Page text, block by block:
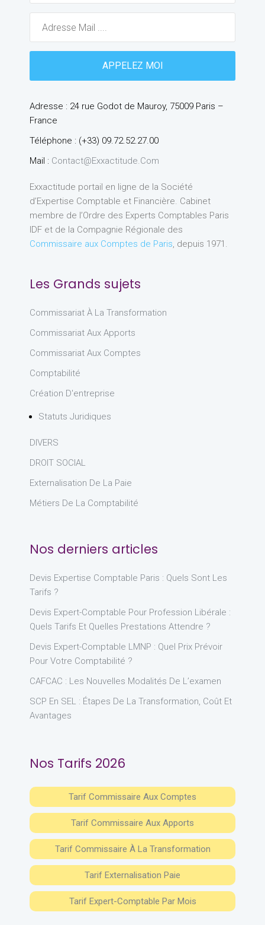
Adresse : 24 rue Godot de Mauroy, 75009 Paris –
France
Téléphone : (+33) 09.72.52.27.00
Mail : Contact@exxactitude.com
Exxactitude portail en ligne de la Société
d’Expertise Comptable et Financière. Cabinet
membre de l’Ordre des Experts Comptables Paris
IDF et de la Compagnie Régionale des
Commissaire aux Comptes de Paris, depuis 1971.
Les Grands sujets
Commissariat À La Transformation
Commissariat Aux Apports
Commissariat Aux Comptes
Comptabilité
Création D'entreprise
Statuts Juridiques
DIVERS
DROIT SOCIAL
Externalisation De La Paie
Métiers De La Comptabilité
Nos derniers articles
Devis Expertise Comptable Paris : Quels Sont Les
Tarifs ?
Devis Expert-Comptable Pour Profession Libérale :
Quels Tarifs Et Quelles Prestations Attendre ?
Devis Expert-Comptable LMNP : Quel Prix Prévoir
Pour Votre Comptabilité ?
CAFCAC : Les Nouvelles Modalités De L’examen
SCP En SEL : Étapes De La Transformation, Coût Et
Avantages
Nos Tarifs 2026
Tarif Commissaire Aux Comptes
Tarif Commissaire Aux Apports
Tarif Commissaire À La Transformation
Tarif Externalisation Paie
Tarif Expert-Comptable Par Mois